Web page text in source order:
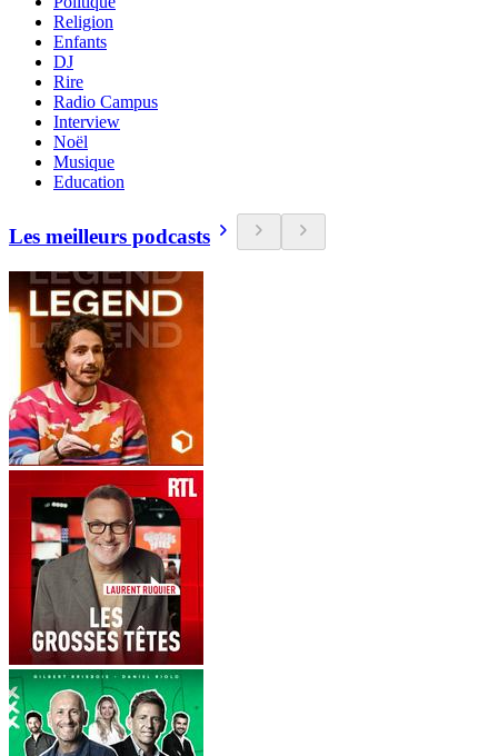
Religion
Enfants
DJ
Rire
Radio Campus
Interview
Noël
Musique
Education
Les meilleurs podcasts